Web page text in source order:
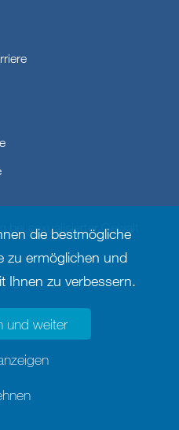
bei sexualisierter Gewalt
die bestmögliche
zu ermöglichen und
Ihnen zu verbessern.
und weiter